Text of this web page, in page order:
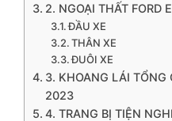
2. NGOẠI THẤT FORD
ĐẦU XE
THÂN XE
ĐUÔI XE
3. KHOANG LÁI TỔNG
2023
4. TRANG BỊ TIỆN